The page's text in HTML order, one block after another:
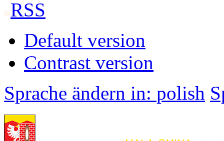
RSS
Default version
Contrast version
Sprache ändern in: polish